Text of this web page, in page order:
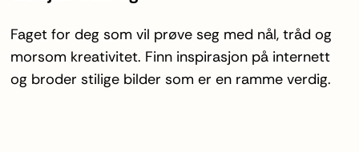
Faget for deg som vil prøve seg med nål, tråd og
morsom kreativitet. Finn inspirasjon på internett
og broder stilige bilder som er en ramme verdig.